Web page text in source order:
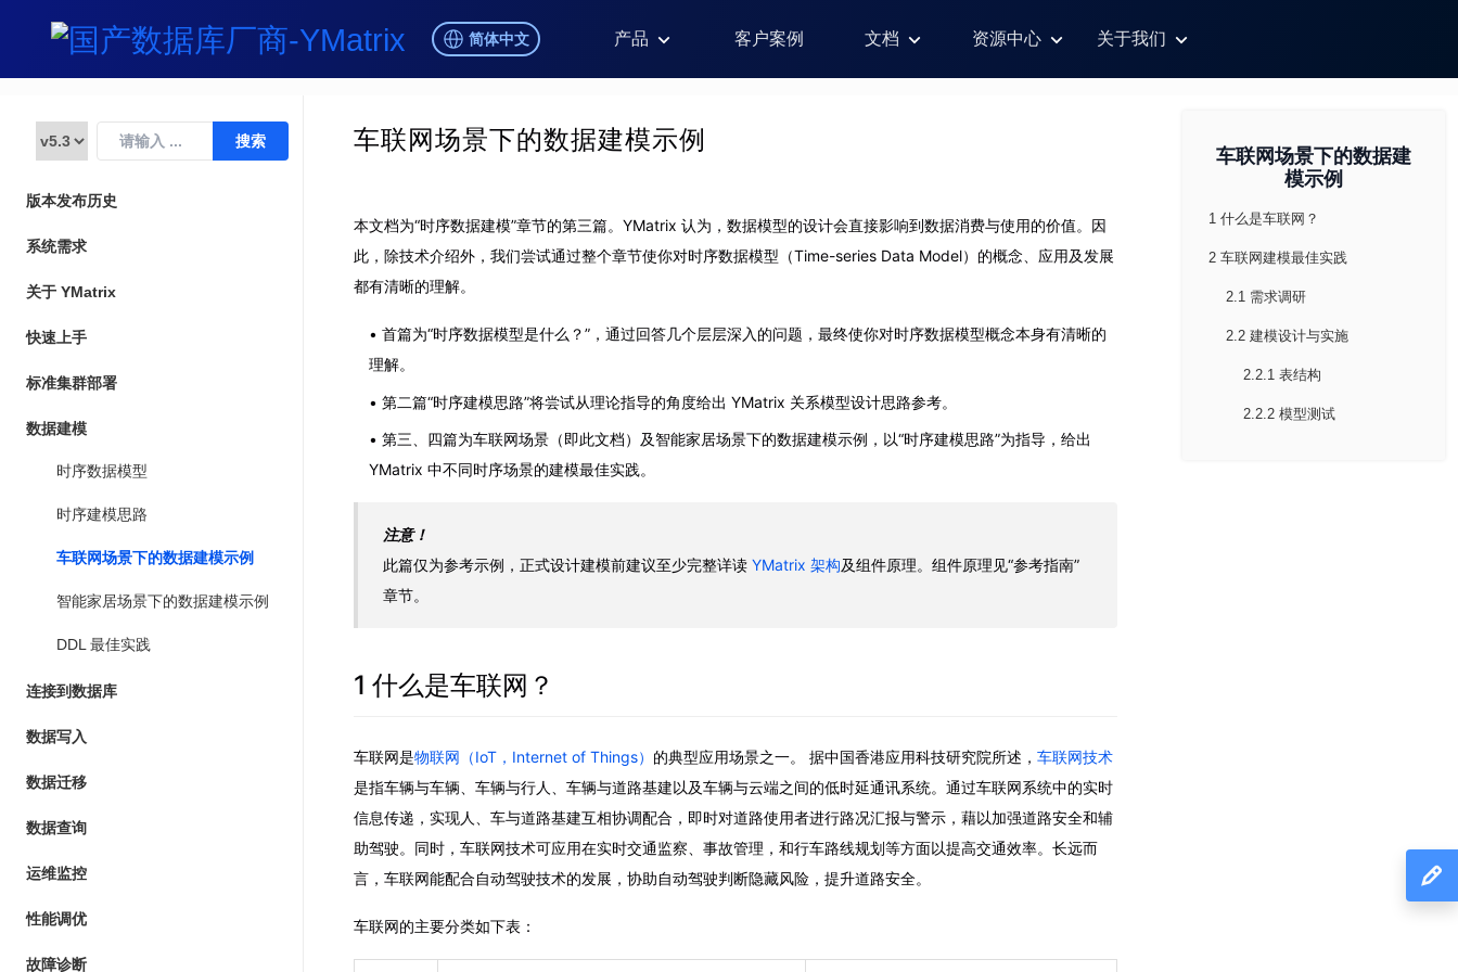
简体中文 产品 客户案例 文档 资源中心 关于我们
版本发布历史
系统需求
关于 YMatrix
快速上手
标准集群部署
数据建模
时序数据模型
时序建模思路
车联网场景下的数据建模示例
智能家居场景下的数据建模示例
DDL 最佳实践
连接到数据库
数据写入
数据迁移
数据查询
运维监控
性能调优
故障诊断
车联网场景下的数据建模示例
本文档为“时序数据建模”章节的第三篇。YMatrix 认为，数据模型的设计会直接影响到数据消费与使用的价值。因
此，除技术介绍外，我们尝试通过整个章节使你对时序数据模型（Time-series Data Model）的概念、应用及发展
都有清晰的理解。
首篇为“时序数据模型是什么？”，通过回答几个层层深入的问题，最终使你对时序数据模型概念本身有清晰的
理解。
第二篇“时序建模思路”将尝试从理论指导的角度给出 YMatrix 关系模型设计思路参考。
第三、四篇为车联网场景（即此文档）及智能家居场景下的数据建模示例，以“时序建模思路”为指导，给出
YMatrix 中不同时序场景的建模最佳实践。
注意！
此篇仅为参考示例，正式设计建模前建议至少完整详读YMatrix 架构及组件原理。组件原理见“参考指南”
章节。
1 什么是车联网？
车联网是物联网（IoT，Internet of Things） 的典型应用场景之一。 据中国香港应用科技研究院所述， 车联网技术
是指车辆与车辆、车辆与行人、车辆与道路基建以及车辆与云端之间的低时延通讯系统。通过车联网系统中的实时
信息传递，实现人、车与道路基建互相协调配合，即时对道路使用者进行路况汇报与警示，藉以加强道路安全和辅
助驾驶。同时，车联网技术可应用在实时交通监察、事故管理，和行车路线规划等方面以提高交通效率。长远而
言，车联网能配合自动驾驶技术的发展，协助自动驾驶判断隐藏风险，提升道路安全。
车联网的主要分类如下表：
车联网场景下的数据建
模示例
1 什么是车联网？
2 车联网建模最佳实践
2.1 需求调研
2.2 建模设计与实施
2.2.1 表结构
2.2.2 模型测试